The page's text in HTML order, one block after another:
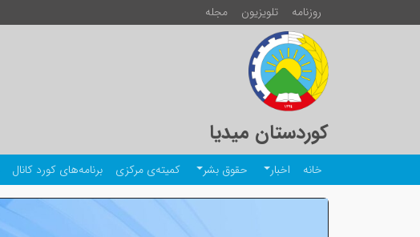
روزنامە تلویزیون مجلە
کوردستان میدیا
خانە اخبار حقوق بشر کمیتەی مرکزی برنامەهای کورد کانال